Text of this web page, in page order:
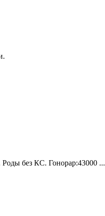
без КС. Гонорар:43000 ...